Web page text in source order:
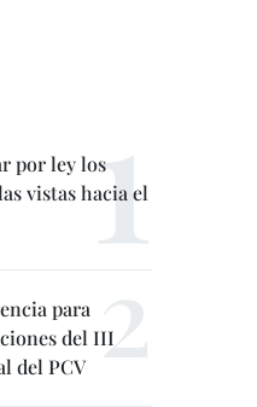
por ley los
vistas hacia el
para
del III
del PCV